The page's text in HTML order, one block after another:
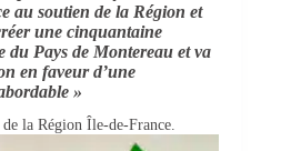
au soutien de la Région et
une cinquantaine
du Pays de Montereau et va
en faveur d’une
»
la Région Île-de-France.